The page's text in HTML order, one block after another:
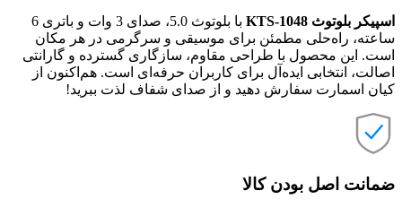
اسپیکر بلوتوث KTS-1048
با بلوتوث 5.0، صدای 3 وات و باتری 6
ساعته، راه‌حلی مطمئن برای موسیقی و سرگرمی در هر مکان
است. این محصول با طراحی مقاوم، سازگاری گسترده و گارانتی
اصالت، انتخابی ایده‌آل برای کاربران حرفه‌ای است. هم‌اکنون از
کیان اسمارت سفارش دهید و از صدای شفاف لذت ببرید!
ضمانت اصل بودن کالا